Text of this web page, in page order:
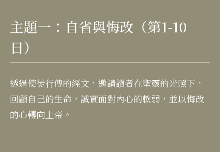
主題一：自省與悔改（第1-10
日）
透過使徒行傳的經文，邀請讀者在聖靈的光照下，
回顧自己的生命，誠實面對內心的軟弱，並以悔改
的心轉向上帝。